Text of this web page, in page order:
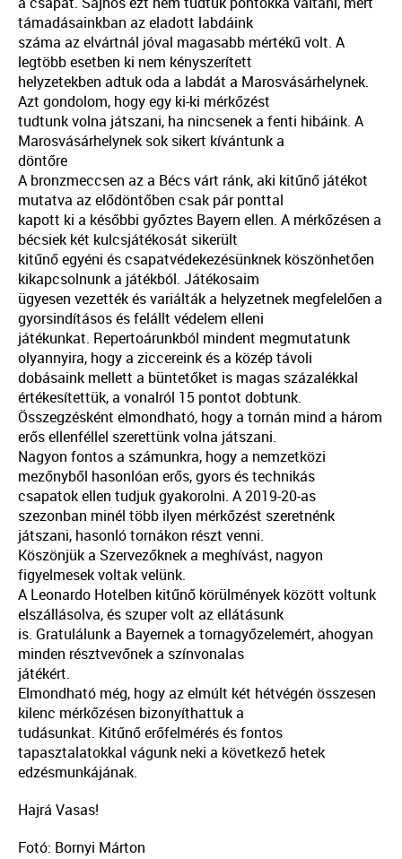
támadásainkban az eladott labdáink
száma az elvártnál jóval magasabb mértékű volt. A
legtöbb esetben ki nem kényszerített
helyzetekben adtuk oda a labdát a Marosvásárhelynek.
Azt gondolom, hogy egy ki-ki mérkőzést
tudtunk volna játszani, ha nincsenek a fenti hibáink. A
Marosvásárhelynek sok sikert kívántunk a
döntőre
A bronzmeccsen az a Bécs várt ránk, aki kitűnő játékot
mutatva az elődöntőben csak pár ponttal
kapott ki a későbbi győztes Bayern ellen. A mérkőzésen a
bécsiek két kulcsjátékosát sikerült
kitűnő egyéni és csapatvédekezésünknek köszönhetően
kikapcsolnunk a játékból. Játékosaim
ügyesen vezették és variálták a helyzetnek megfelelően a
gyorsindításos és felállt védelem elleni
játékunkat. Repertoárunkból mindent megmutatunk
olyannyira, hogy a ziccereink és a közép távoli
dobásaink mellett a büntetőket is magas százalékkal
értékesítettük, a vonalról 15 pontot dobtunk.
Összegzésként elmondható, hogy a tornán mind a három
erős ellenféllel szerettünk volna játszani.
Nagyon fontos a számunkra, hogy a nemzetközi
mezőnyből hasonlóan erős, gyors és technikás
csapatok ellen tudjuk gyakorolni. A 2019-20-as
szezonban minél több ilyen mérkőzést szeretnénk
játszani, hasonló tornákon részt venni.
Köszönjük a Szervezőknek a meghívást, nagyon
figyelmesek voltak velünk.
A Leonardo Hotelben kitűnő körülmények között voltunk
elszállásolva, és szuper volt az ellátásunk
is. Gratulálunk a Bayernek a tornagyőzelemért, ahogyan
minden résztvevőnek a színvonalas
játékért.
Elmondható még, hogy az elmúlt két hétvégén összesen
kilenc mérkőzésen bizonyíthattuk a
tudásunkat. Kitűnő erőfelmérés és fontos
tapasztalatokkal vágunk neki a következő hetek
edzésmunkájának.
Hajrá Vasas!
Fotó: Bornyi Márton